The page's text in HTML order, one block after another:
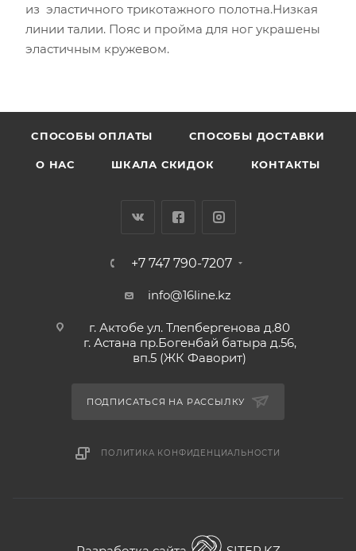
из эластичного трикотажного полотна.Низкая
линии талии. Пояс и пройма для ног украшены
эластичным кружевом.
CПОСОБЫ ОПЛАТЫ СПОСОБЫ ДОСТАВКИ
О НАС ШКАЛА СКИДОК КОНТАКТЫ
+7 747 790-7207
info@16line.kz
г. Актобе ул. Тлепбергенова д.80
г. Астана пр.Богенбай батыра д.56,
вп.5 (ЖК Фаворит)
ПОДПИСАТЬСЯ НА РАССЫЛКУ
ПОЛИТИКА КОНФИДЕНЦИАЛЬНОСТИ